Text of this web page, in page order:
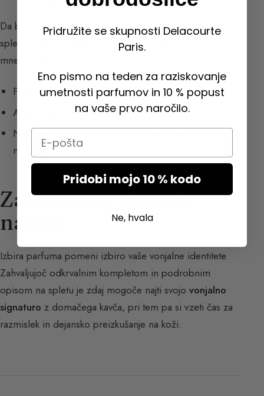
Da bi si lažje predstavljali vonj, preberite specializirane
spletne strani, ki opisujejo olfaktorne piramide in zbirajo
mnenja navdušencev:
Fragrantica(Svetovna enciklopedija)
Auparfum
(Strokovne kritike in mnenja)
NašBlog Delacourte(Celovit vodič o surovinah in
nasveti)
Zaključek: Pameten
nakup
Izbira parfuma pomeni izbiro vaše vonjalne identitete.
Zahvaljujoč odkrvalnim kompletom in podrobnim
opisom na spletu je zdaj mogoče najti svojo vonjalno
signaturo z domačega kavča, pri tem pa si vzeti čas za
razmislek in dejansko preizkušanje na koži.
Pridružite se skupnosti Delacourte
Paris.
Eno pismo na teden za raziskovanje
umetnosti parfumov in 10 % popust
na vaše prvo naročilo.
Email
Pridobi mojo 10 % kodo
Ne, hvala